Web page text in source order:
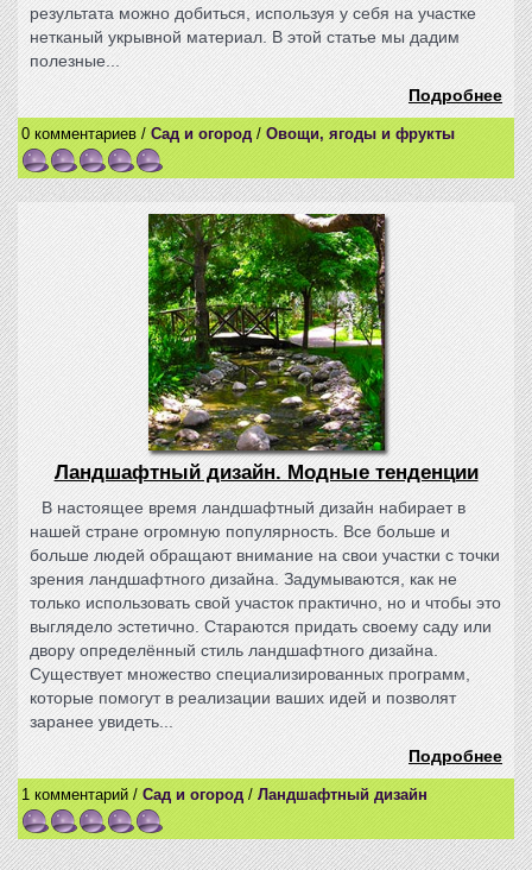
результата можно добиться, используя у себя на участке
нетканый укрывной материал. В этой статье мы дадим
полезные...
Подробнее
0 комментариев / Сад и огород / Овощи, ягоды и фрукты
Ландшафтный дизайн. Модные тенденции
В настоящее время ландшафтный дизайн набирает в
нашей стране огромную популярность. Все больше и
больше людей обращают внимание на свои участки с точки
зрения ландшафтного дизайна. Задумываются, как не
только использовать свой участок практично, но и чтобы это
выглядело эстетично. Стараются придать своему саду или
двору определённый стиль ландшафтного дизайна.
Существует множество специализированных программ,
которые помогут в реализации ваших идей и позволят
заранее увидеть...
Подробнее
1 комментарий / Сад и огород / Ландшафтный дизайн